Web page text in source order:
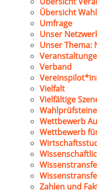
Übersicht
Umfrage
Unser
Unser Thema:
Verband
Vielfalt
Vielfältige
Wettbewerb
Wettbewerb
Zahlen und